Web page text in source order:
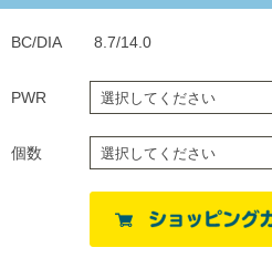
BC/DIA 8.7/14.0
PWR
個数